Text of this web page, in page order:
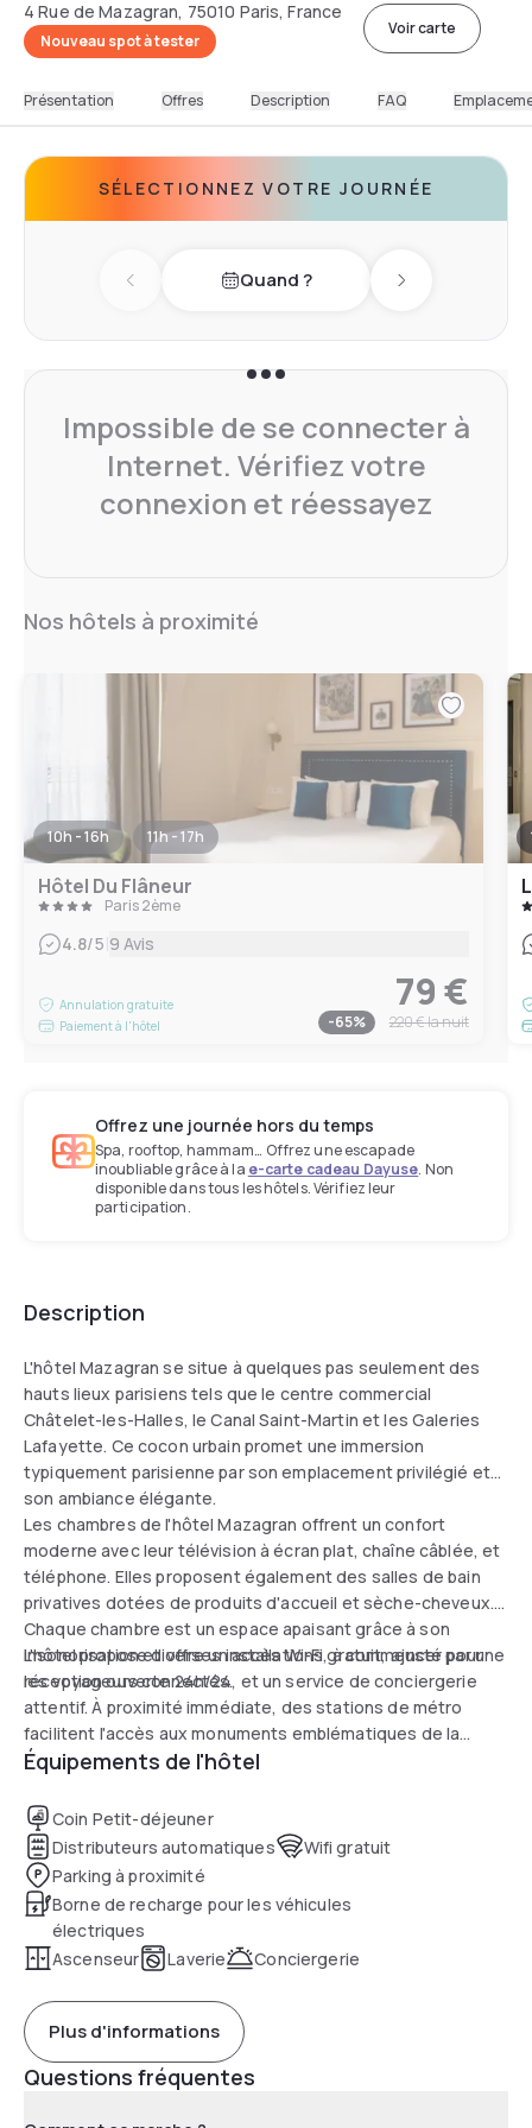
4 Rue de Mazagran, 75010 Paris, France
Nouveau spot à tester
Voir carte
Présentation Offres Description FAQ
SÉLECTIONNEZ VOTRE JOURNÉE
Previous dayQuand ? Next day
Impossible de se connecter à
Internet. Vérifiez votre
connexion et réessayez
Nos hôtels à proximité
10h - 16h 11h - 17h
Hôtel Du Flâneur
Paris 2ème
4.8/5 9 Avis
Annulation gratuite
Paiement à l'hôtel
79 €
-65% 220 €la nuit
Offrez une journée hors du temps
Spa, rooftop, hammam… Offrez une escapade
inoubliable grâce à la e-carte cadeau Dayuse. Non
disponible dans tous les hôtels. Vérifiez leur
participation.
Description
L'hôtel Mazagran se situe à quelques pas seulement des
hauts lieux parisiens tels que le centre commercial
Châtelet-les-Halles, le Canal Saint-Martin et les Galeries
Lafayette. Ce cocon urbain promet une immersion
typiquement parisienne par son emplacement privilégié et
son ambiance élégante.
Les chambres de l'hôtel Mazagran offrent un confort
moderne avec leur télévision à écran plat, chaîne câblée, et
téléphone. Elles proposent également des salles de bain
privatives dotées de produits d'accueil et sèche-cheveux.
Chaque chambre est un espace apaisant grâce à son
insonorisation et offre un accès Wi-Fi gratuit, ajusté pour
les voyageurs connectés.
L'hôtel propose diverses installations, à commencer par une
réception ouverte 24h/24, et un service de conciergerie
attentif. À proximité immédiate, des stations de métro
facilitent l'accès aux monuments emblématiques de la
capitale. C'est l'endroit idéal pour recharger vos batteries
Équipements de l'hôtel
Coin Petit-déjeuner
Distributeurs automatiques
Wifi gratuit
Parking à proximité
Borne de recharge pour les véhicules
électriques
Ascenseur
Laverie Conciergerie
Plus d'informations
Questions fréquentes